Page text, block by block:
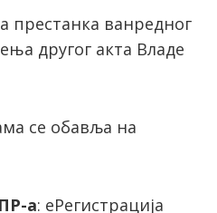
престанка ванредног
другог акта Владе
се обавља на
а: еРегистрација